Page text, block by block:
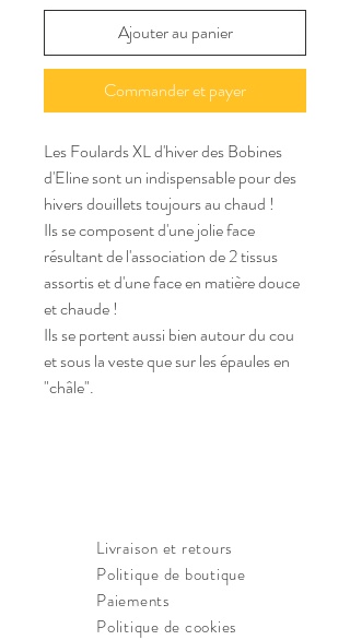
Ajouter au panier
Commander et payer
Les Foulards XL d'hiver des Bobines
d'Eline sont un indispensable pour des
hivers douillets toujours au chaud !
Ils se composent d'une jolie face
résultant de l'association de 2 tissus
assortis et d'une face en matière douce
et chaude !
Ils se portent aussi bien autour du cou
et sous la veste que sur les épaules en
"châle".
Livraison et retours
Politique de boutique
Paiements
Politique de cookies